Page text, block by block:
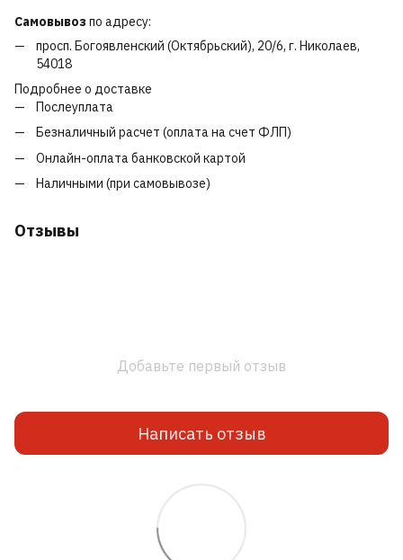
Самовывозпо адресу:
просп. Богоявленский (Октябрьский), 20/6, г. Николаев,
54018
Подробнее о доставке
Послеуплата
Безналичный расчет (оплата на счет ФЛП)
Онлайн-оплата банковской картой
Наличными (при самовывозе)
Отзывы
Добавьте первый отзыв
Написать отзыв